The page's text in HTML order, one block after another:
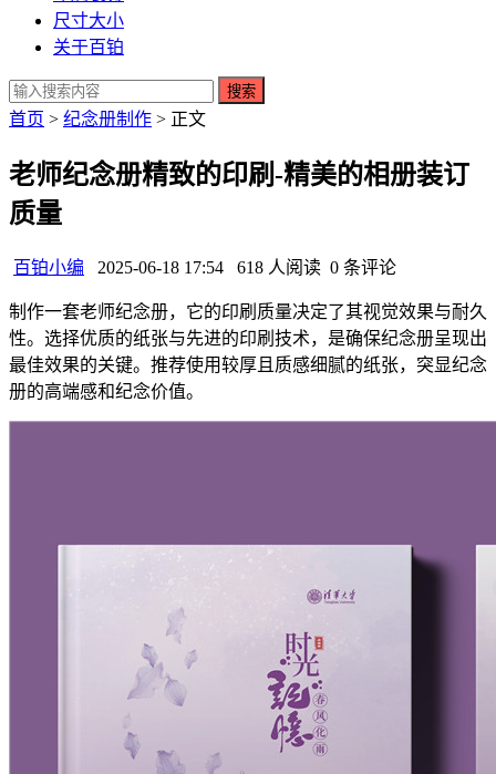
尺寸大小
关于百铂
搜索
首页 > 纪念册制作 > 正文
老师纪念册精致的印刷-精美的相册装订
质量
百铂小编 2025-06-18 17:54 618 人阅读 0 条评论
制作一套老师纪念册，它的印刷质量决定了其视觉效果与耐久
性。选择优质的纸张与先进的印刷技术，是确保纪念册呈现出
最佳效果的关键。推荐使用较厚且质感细腻的纸张，突显纪念
册的高端感和纪念价值。